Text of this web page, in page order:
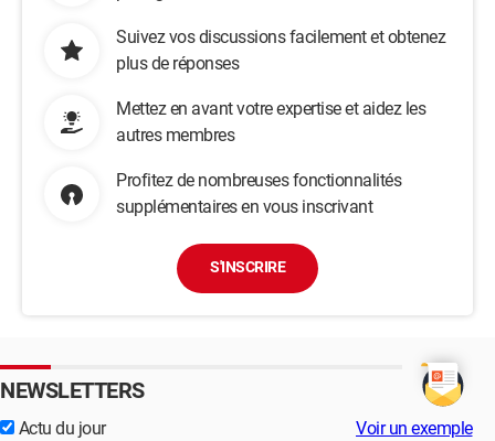
Suivez vos discussions facilement et obtenez
plus de réponses
Mettez en avant votre expertise et aidez les
autres membres
Profitez de nombreuses fonctionnalités
supplémentaires en vous inscrivant
S'INSCRIRE
NEWSLETTERS
Actu du jour Voir un exemple